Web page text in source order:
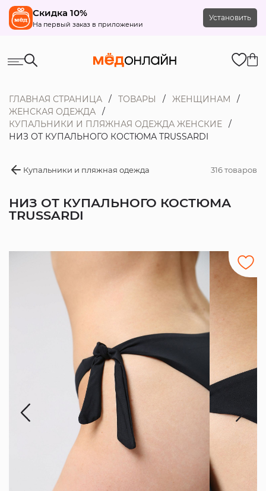
Скидка 10%
На первый заказ в приложении
Установить
ГЛАВНАЯ СТРАНИЦА ТОВАРЫ
ЖЕНЩИНАМ
ЖЕНСКАЯ ОДЕЖДА
КУПАЛЬНИКИ И ПЛЯЖНАЯ ОДЕЖДА ЖЕНСКИЕ
НИЗ ОТ КУПАЛЬНОГО КОСТЮМА TRUSSARDI
Купальники и пляжная одежда 316 товаров
НИЗ ОТ КУПАЛЬНОГО КОСТЮМА
TRUSSARDI